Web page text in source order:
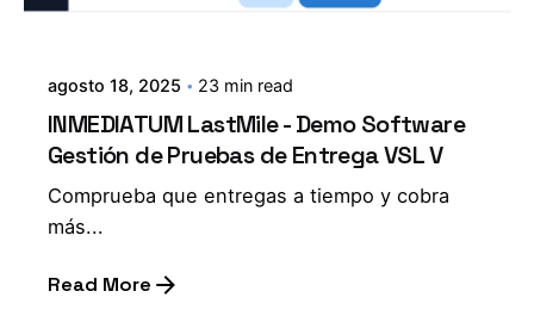
agosto 18, 2025 23 min read
INMEDIATUM LastMile - Demo Software
Gestión de Pruebas de Entrega VSL V
Comprueba que entregas a tiempo y cobra
más...
Read More